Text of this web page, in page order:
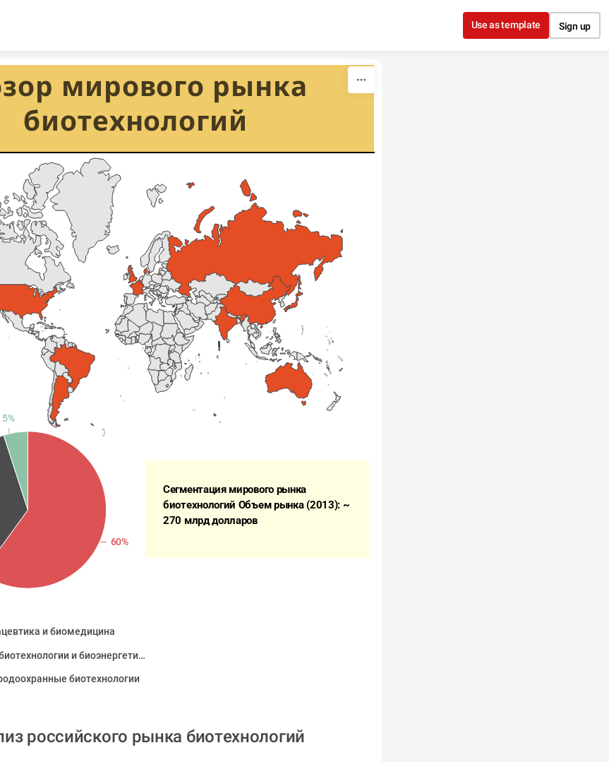
Use as template Sign up
мирового рынка
биотехнологий
и биомедицина
Промышленные биотехнологии и биоэнергетика
биотехнологии
60%
5%
Сегментация мирового рынка
биотехнологий Объем рынка (2013): ~
270 млрд долларов
российского рынка биотехнологий